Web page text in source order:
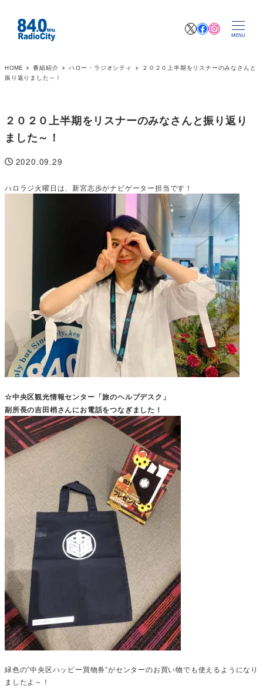
XFacebook
MENU
HOME 番組紹介 ハロー・ラジオシティ
２０２０上半期をリスナーのみなさんと
振り返りました～！
２０２０上半期をリスナーのみなさんと振り返り
ました～！
投稿日
2020.09.29
ハロラジ火曜日は、新宮志歩がナビゲーター担当です！
☆中央区観光情報センター「旅のヘルプデスク」
副所長の吉田梢さんにお電話をつなぎました！
緑色の”中央区ハッピー買物券”がセンターのお買い物でも使えるようになり
ましたよ～！